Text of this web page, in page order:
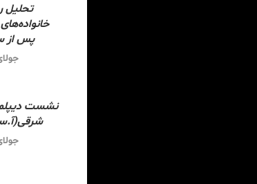
تحلیل
پس از
جولای 30,
نشست
جولای 25,